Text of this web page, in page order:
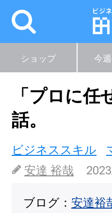
ショップ 今
「プロに
話。
ビジネススキル
安達 裕哉
ブログ： 安達裕